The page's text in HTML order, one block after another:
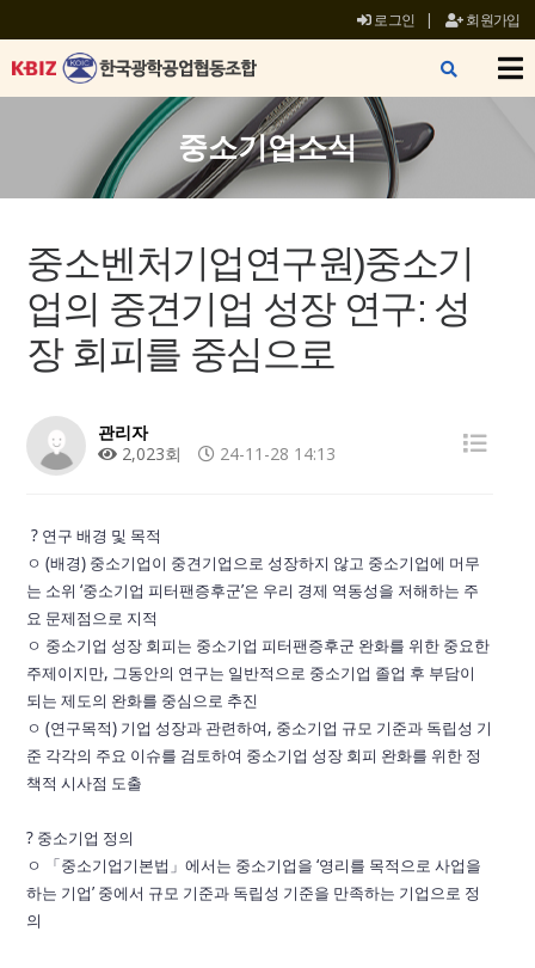
로그인 | 회원가입
중소기업소식
중소벤처기업연구원)중소기
업의 중견기업 성장 연구: 성
장 회피를 중심으로
관리자
2,023회
24-11-28 14:13
? 연구 배경 및 목적
ㅇ (배경) 중소기업이 중견기업으로 성장하지 않고 중소기업에 머무
는 소위 ‘중소기업피터팬증후군’은 우리 경제 역동성을 저해하는 주
요 문제점으로 지적
ㅇ 중소기업 성장 회피는 중소기업 피터팬증후군 완화를 위한 중요한
주제이지만, 그동안의 연구는 일반적으로 중소기업 졸업 후 부담이
되는 제도의 완화를 중심으로 추진
ㅇ (연구목적) 기업 성장과 관련하여, 중소기업 규모 기준과 독립성 기
준 각각의 주요 이슈를 검토하여 중소기업 성장 회피 완화를 위한 정
책적 시사점 도출
? 중소기업 정의
ㅇ 「중소기업기본법」에서는 중소기업을 ‘영리를 목적으로 사업을
하는 기업’ 중에서 규모 기준과 독립성 기준을 만족하는 기업으로 정
의